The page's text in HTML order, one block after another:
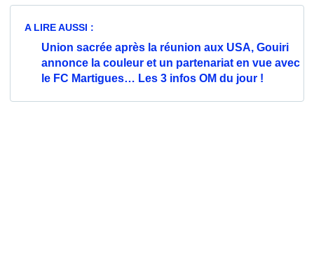
A LIRE AUSSI :
Union sacrée après la réunion aux USA, Gouiri
annonce la couleur et un partenariat en vue avec
le FC Martigues… Les 3 infos OM du jour !